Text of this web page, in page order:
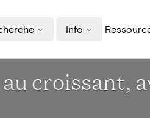
Info
croissant,